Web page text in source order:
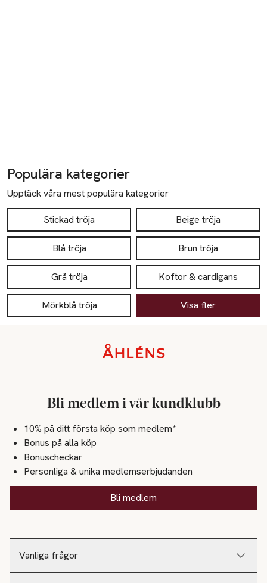
Populära kategorier
Upptäck våra mest populära kategorier
Stickad tröja Beige tröja
Blå tröja Brun tröja
Grå tröja Koftor & cardigans
Mörkblå tröja Visa fler
Vanliga frågor
Bli medlem i vår kundklubb
10% på ditt första köp som medlem*
Bonus på alla köp
Bonuscheckar
Personliga & unika medlemserbjudanden
Bli medlem